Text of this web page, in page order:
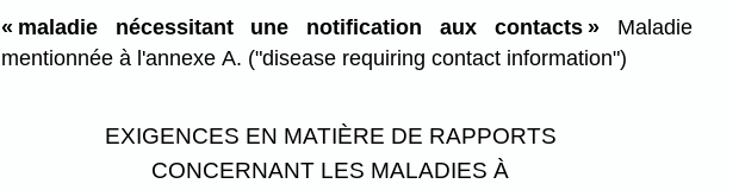
« maladie nécessitant une notification aux contacts »Maladie
mentionnée à l'annexe A. ("disease requiring contact information")
EXIGENCES EN MATIÈRE DE RAPPORTS
CONCERNANT LES MALADIES À